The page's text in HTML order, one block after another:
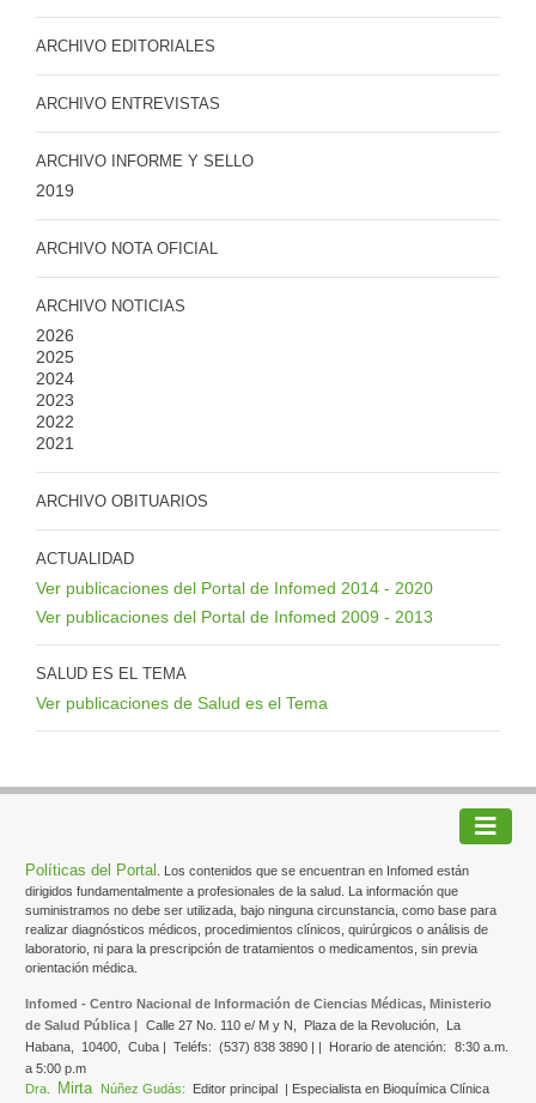
ARCHIVO EDITORIALES
ARCHIVO ENTREVISTAS
ARCHIVO INFORME Y SELLO
2019
ARCHIVO NOTA OFICIAL
ARCHIVO NOTICIAS
2026
2025
2024
2023
2022
2021
ARCHIVO OBITUARIOS
ACTUALIDAD
Ver publicaciones del Portal de Infomed 2014 - 2020
Ver publicaciones del Portal de Infomed 2009 - 2013
SALUD ES EL TEMA
Ver publicaciones de Salud es el Tema
Políticas del Portal
. Los contenidos que se encuentran en Infomed están
dirigidos fundamentalmente a profesionales de la salud. La información que
suministramos no debe ser utilizada, bajo ninguna circunstancia, como base para
realizar diagnósticos médicos, procedimientos clínicos, quirúrgicos o análisis de
laboratorio, ni para la prescripción de tratamientos o medicamentos, sin previa
orientación médica.
Infomed - Centro Nacional de Información de Ciencias Médicas, Ministerio
de Salud Pública | Calle 27 No. 110 e/ M y N, Plaza de la Revolución,
La
Habana, 10400, Cuba | Teléfs: (537) 838 3890 | | Horario de atención:
8:30 a.m.
a 5:00 p.m
Dra.
Mirta Núñez Gudás: Editor principal | Especialista en Bioquímica Clínica